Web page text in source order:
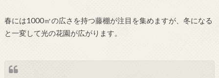
春には1000㎡の広さを持つ藤棚が注目を集めますが、冬になる
と一変して光の花園が広がります。